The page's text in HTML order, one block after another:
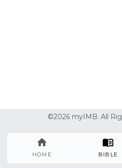
HOME BIBLE
©2026 myIMB. All